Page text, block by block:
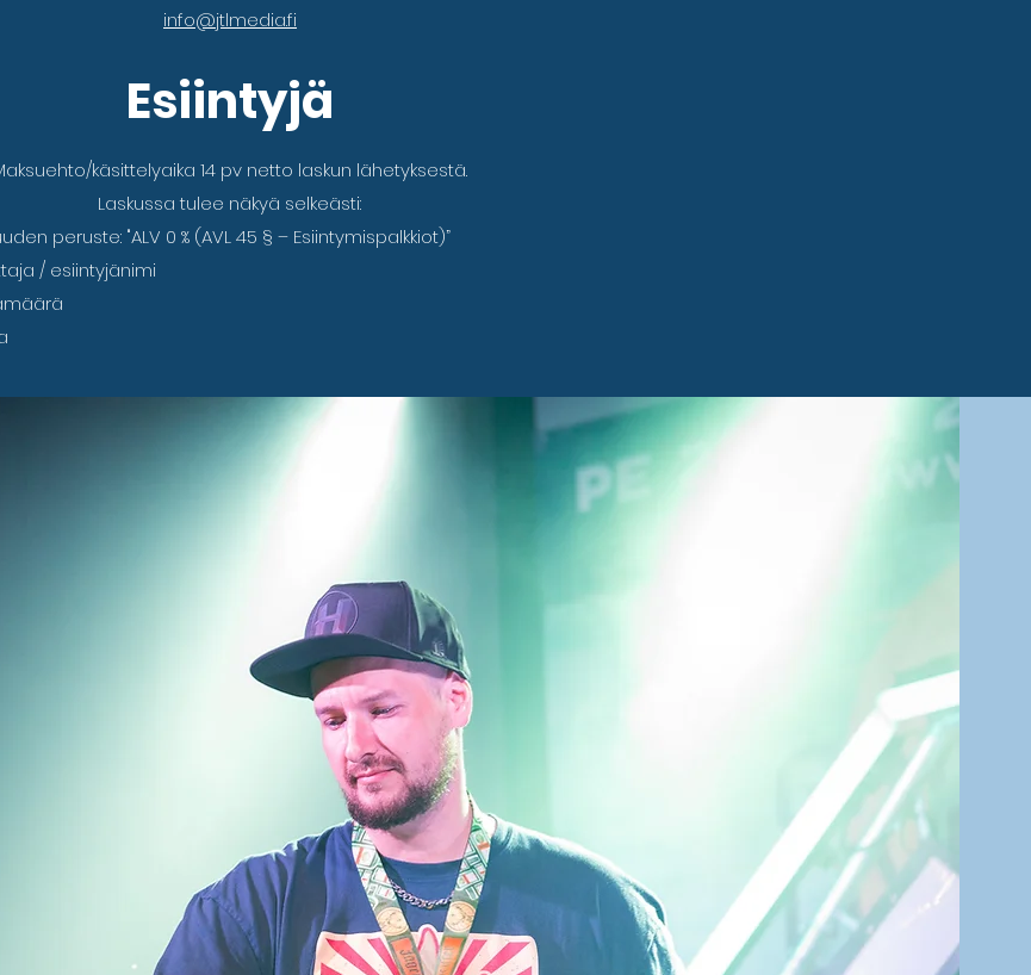
info@jtlmedia.fi
Esiintyjä
käsittelyaika 14 pv netto laskun lähetyksestä.
Laskussa tulee näkyä selkeästi:
peruste: "ALV 0 % (AVL 45 § – Esiintymispalkkiot)”
/ esiintyjänimi